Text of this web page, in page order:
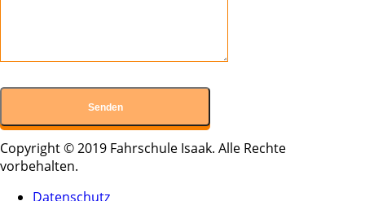
Copyright © 2019 Fahrschule Isaak. Alle Rechte
vorbehalten.
Datenschutz